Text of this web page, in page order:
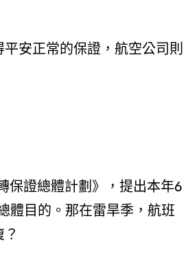
安正常的保證，航空公司則
保證總體計劃》，提出本年6
體目的。那在雷旱季，航班